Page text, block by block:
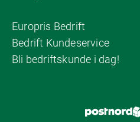
Europris Bedrift
Bedrift Kundeservice
Bli bedriftskunde i dag!